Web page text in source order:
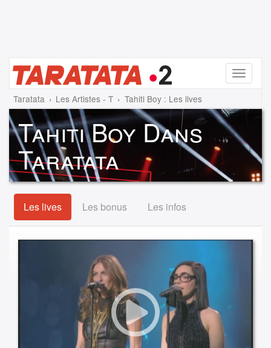
Menu
Taratata Les Artistes - T Tahiti Boy : Les lives
Tahiti Boy Dans
Taratata
Les lives Les bonus Les infos